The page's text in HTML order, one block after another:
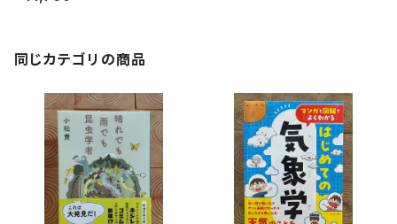
同じカテゴリの商品